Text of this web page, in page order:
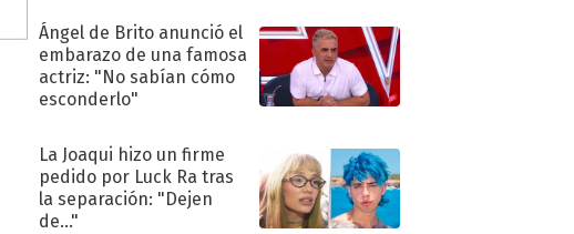
Ángel de Brito anunció el
embarazo de una famosa
actriz: "No sabían cómo
esconderlo"
La Joaqui hizo un firme
pedido por Luck Ra tras
la separación: "Dejen
de..."